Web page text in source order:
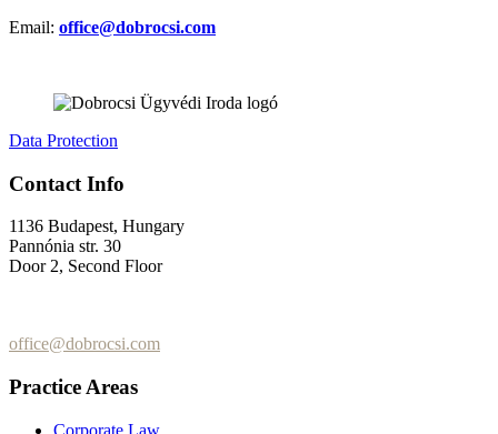
Email: office@dobrocsi.com
Data Protection
Contact Info
1136 Budapest, Hungary
Pannónia str. 30
Door 2, Second Floor
office@dobrocsi.com
Practice Areas
Corporate Law